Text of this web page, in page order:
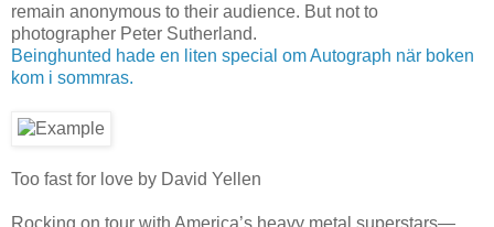
remain anonymous to their audience. But not to
photographer Peter Sutherland.
Beinghunted hade en liten special om Autograph när boken
kom i sommras.
Too fast for love by David Yellen
Rocking on tour with America’s heavy metal superstars—